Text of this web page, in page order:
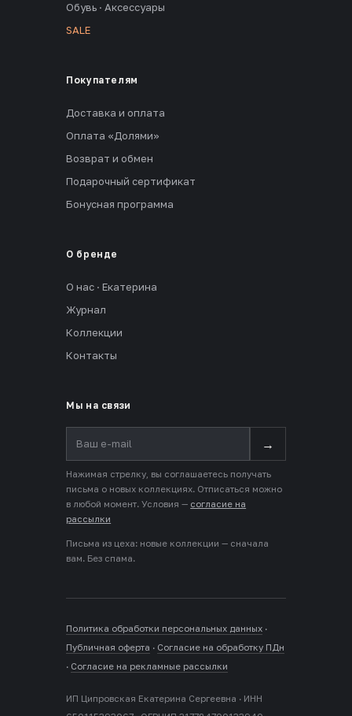
Обувь · Аксессуары
SALE
Покупателям
Доставка и оплата
Оплата «Долями»
Возврат и обмен
Подарочный сертификат
Бонусная программа
О бренде
О нас · Екатерина
Журнал
Коллекции
Контакты
Мы на связи
→
Нажимая стрелку, вы соглашаетесь получать
письма о новых коллекциях. Отписаться можно
в любой момент. Условия — согласие на
рассылки
Письма из цеха: новые коллекции — сначала
вам. Без спама.
Политика обработки персональных данных ·
Публичная оферта · Согласие на обработку ПДн
· Согласие на рекламные рассылки
ИП Ципровская Екатерина Сергеевна · ИНН